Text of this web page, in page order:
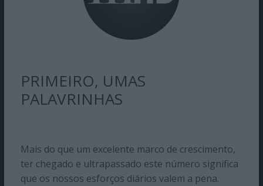
PRIMEIRO, UMAS
PALAVRINHAS
Mais do que um excelente marco de crescimento,
ter chegado e ultrapassado este número significa
que os nossos esforços diários valem a pena.